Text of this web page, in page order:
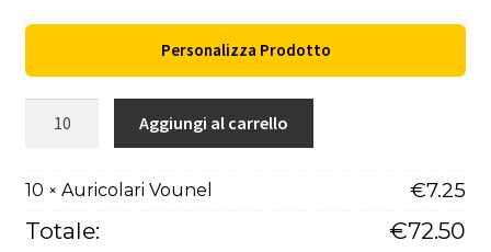
Personalizza Prodotto
Aggiungi al carrello
10 × Auricolari Vounel €7.25
Totale: €72.50